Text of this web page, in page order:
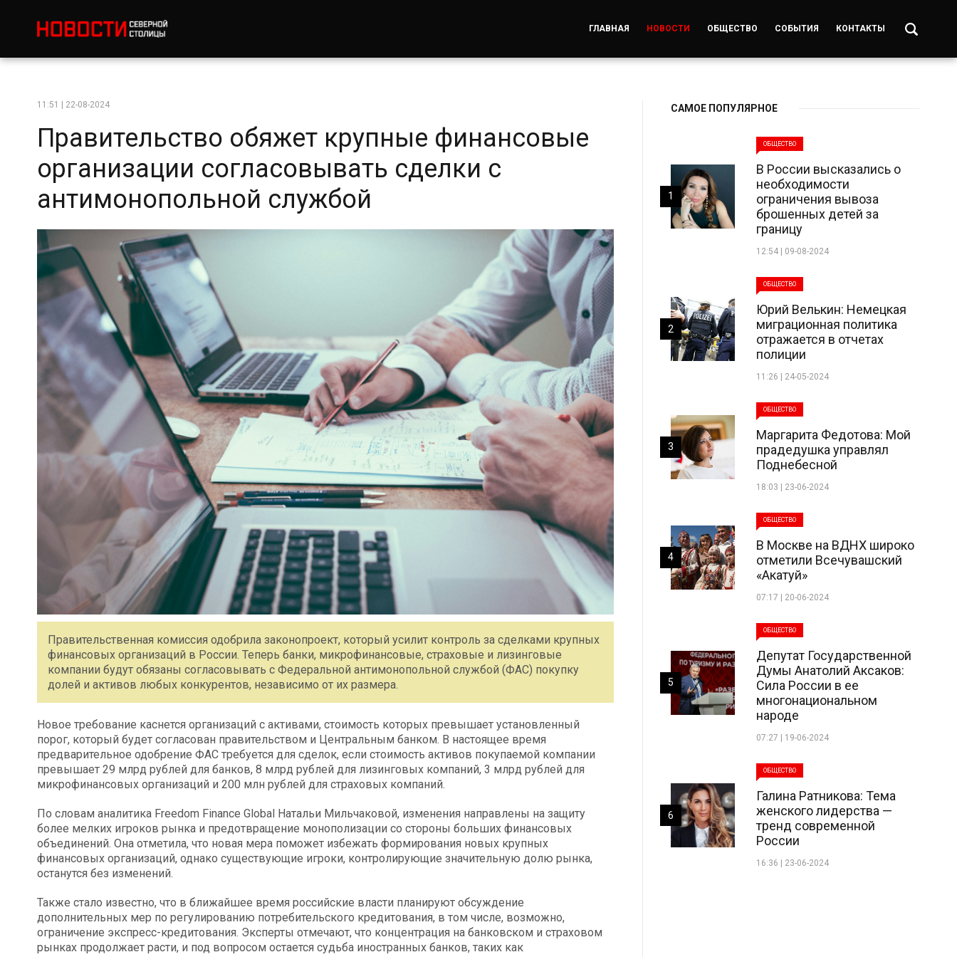
ГЛАВНАЯ НОВОСТИ ОБЩЕСТВО СОБЫТИЯ КОНТАКТЫ
11:51 | 22-08-2024
Правительство обяжет крупные финансовые
организации согласовывать сделки с
антимонопольной службой
Правительственная комиссия одобрила законопроект, который усилит контроль за сделками крупных
финансовых организаций в России. Теперь банки, микрофинансовые, страховые и лизинговые
компании будут обязаны согласовывать с Федеральной антимонопольной службой (ФАС) покупку
долей и активов любых конкурентов, независимо от их размера.
Новое требование каснется организаций с активами, стоимость которых превышает установленный
порог, который будет согласован правительством и Центральным банком. В настоящее время
предварительное одобрение ФАС требуется для сделок, если стоимость активов покупаемой компании
превышает 29 млрд рублей для банков, 8 млрд рублей для лизинговых компаний, 3 млрд рублей для
микрофинансовых организаций и 200 млн рублей для страховых компаний.
По словам аналитика Freedom Finance Global Натальи Мильчаковой, изменения направлены на защиту
более мелких игроков рынка и предотвращение монополизации со стороны больших финансовых
объединений. Она отметила, что новая мера поможет избежать формирования новых крупных
финансовых организаций, однако существующие игроки, контролирующие значительную долю рынка,
останутся без изменений.
Также стало известно, что в ближайшее время российские власти планируют обсуждение
дополнительных мер по регулированию потребительского кредитования, в том числе, возможно,
ограничение экспресс-кредитования. Эксперты отмечают, что концентрация на банковском и страховом
рынках продолжает расти, и под вопросом остается судьба иностранных банков, таких как
САМОЕ ПОПУЛЯРНОЕ
ОБЩЕСТВО
В России высказались о
необходимости
ограничения вывоза
брошенных детей за
границу
12:54 | 09-08-2024
1
ОБЩЕСТВО
Юрий Велькин: Немецкая
миграционная политика
отражается в отчетах
полиции
11:26 | 24-05-2024
2
ОБЩЕСТВО
Маргарита Федотова: Мой
прадедушка управлял
Поднебесной
18:03 | 23-06-2024
3
ОБЩЕСТВО
В Москве на ВДНХ широко
отметили Всечувашский
«Акатуй»
07:17 | 20-06-2024
4
ОБЩЕСТВО
Депутат Государственной
Думы Анатолий Аксаков:
Сила России в ее
многонациональном
народе
07:27 | 19-06-2024
5
ОБЩЕСТВО
Галина Ратникова: Тема
женского лидерства —
тренд современной
России
16:36 | 23-06-2024
6